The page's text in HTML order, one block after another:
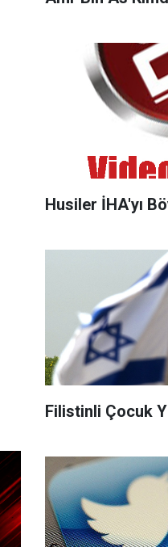
Husiler İHA'yı
Filistinli Çocuk